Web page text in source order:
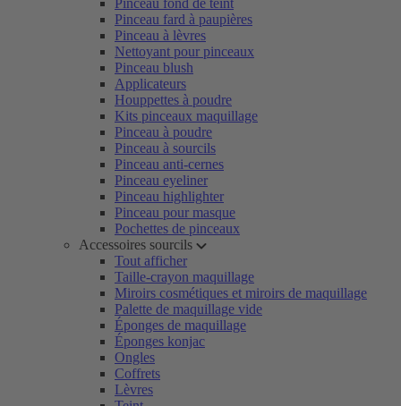
Pinceau fond de teint
Pinceau fard à paupières
Pinceau à lèvres
Nettoyant pour pinceaux
Pinceau blush
Applicateurs
Houppettes à poudre
Kits pinceaux maquillage
Pinceau à poudre
Pinceau à sourcils
Pinceau anti-cernes
Pinceau eyeliner
Pinceau highlighter
Pinceau pour masque
Pochettes de pinceaux
Accessoires sourcils
Tout afficher
Taille-crayon maquillage
Miroirs cosmétiques et miroirs de maquillage
Palette de maquillage vide
Éponges de maquillage
Éponges konjac
Ongles
Coffrets
Lèvres